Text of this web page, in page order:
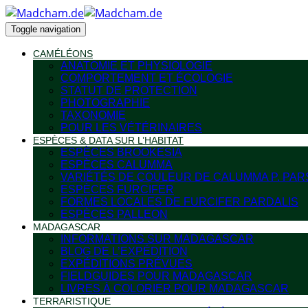
Toggle navigation
CAMÉLÉONS
ANATOMIE ET PHYSIOLOGIE
COMPORTEMENT ET ÉCOLOGIE
STATUT DE PROTECTION
PHOTOGRAPHIE
TAXONOMIE
POUR LES VÉTÉRINAIRES
ESPÈCES & DATA SUR L’HABITAT
ESPÈCES BROOKESIA
ESPÈCES CALUMMA
VARIÉTÉS DE COULEUR DE CALUMMA P.
ESPÈCES FURCIFER
FORMES LOCALES DE FURCIFER PARDALIS
ESPÈCES PALLEON
MADAGASCAR
INFORMATIONS SUR MADAGASCAR
BLOG DE L’EXPÉDITION
EXPÉDITIONS PRÉVUES
FIELDGUIDES POUR MADAGASCAR
LIVRES À COLORIER POUR MADAGASCAR
TERRARISTIQUE